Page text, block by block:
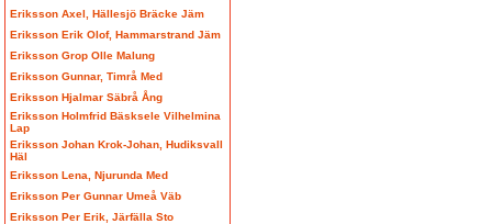
Eriksson Axel, Hällesjö Bräcke Jäm
Eriksson Erik Olof, Hammarstrand Jäm
Eriksson Grop Olle Malung
Eriksson Gunnar, Timrå Med
Eriksson Hjalmar Säbrå Ång
Eriksson Holmfrid Bäsksele Vilhelmina
Lap
Eriksson Johan Krok-Johan, Hudiksvall
Häl
Eriksson Lena, Njurunda Med
Eriksson Per Gunnar Umeå Väb
Eriksson Per Erik, Järfälla Sto